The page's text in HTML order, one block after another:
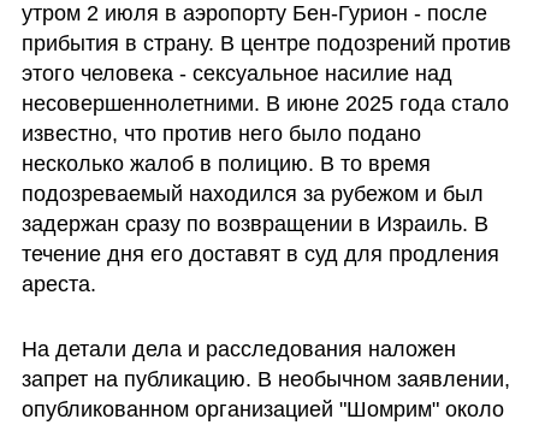
утром 2 июля в аэропорту Бен-Гурион - после
прибытия в страну. В центре подозрений против
этого человека - сексуальное насилие над
несовершеннолетними. В июне 2025 года стало
известно, что против него было подано
несколько жалоб в полицию. В то время
подозреваемый находился за рубежом и был
задержан сразу по возвращении в Израиль. В
течение дня его доставят в суд для продления
ареста.
На детали дела и расследования наложен
запрет на публикацию. В необычном заявлении,
опубликованном организацией "Шомрим" около